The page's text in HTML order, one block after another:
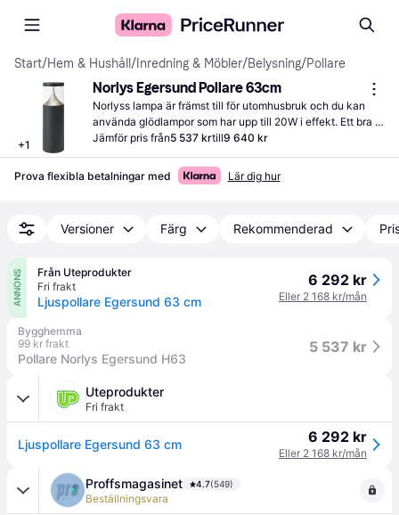
Start/Hem & Hushåll / Inredning & Möbler/Belysning/Pollare
+1
Norlys Egersund Pollare 63cm
Norlyss lampa är främst till för utomhusbruk och du kan
använda glödlampor som har upp till 20W i effekt. Ett bra
alternativ för dig som vill njuta av din trädgård även när
mörkret lagt sig.
Jämför pris från5 537 krtill9 640 kr
Prova flexibla betalningar med Lär dig hur
Versioner Färg Rekommenderad
ANNONS
Från Uteprodukter
Fri frakt
Ljuspollare Egersund 63 cm
6 292 kr
Eller 2 168 kr/mån
Bygghemma
99 kr frakt
Pollare Norlys Egersund H63
5 537 kr
Uteprodukter
Fri frakt
Ljuspollare Egersund 63 cm 6 292 kr
Eller 2 168 kr/mån
Proffsmagasinet 4.7(549)
Beställningsvara